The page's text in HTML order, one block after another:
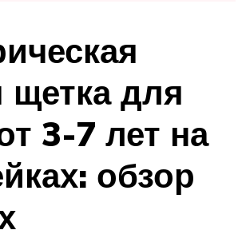
щетка для
3-7 лет на
обзор